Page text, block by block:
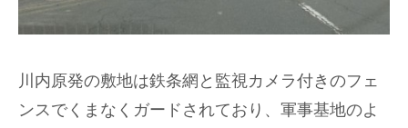
川内原発の敷地は鉄条網と監視カメラ付きのフェ
ンスでくまなくガードされており、軍事基地のよ